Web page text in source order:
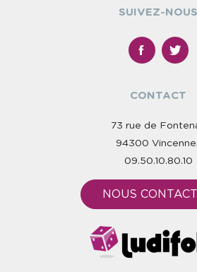
SUIVEZ-NOUS
CONTACT
73 rue de
94300
09.50.10.80.10
NOUS